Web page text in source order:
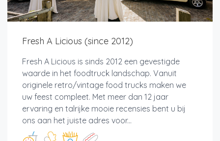
Fresh A Licious (since 2012)
Fresh A Licious is sinds 2012 een gevestigde
waarde in het foodtruck landschap. Vanuit
originele retro/vintage food trucks maken we
uw feest compleet. Met meer dan 12 jaar
ervaring en talrijke mooie recensies bent u bij
ons aan het juiste adres voor...